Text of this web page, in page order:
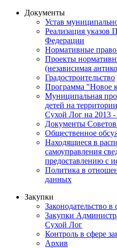
Документы
Устав
Реализация указов
Федерации
Нормативные
Проекты
(независимая
Градостроительство
Программа "Новое
Муниципальная
детей на
Сухой Лог на 2013
Документы
Общественное
Находящиеся в
самоуправления
предоставлению с
Политика в
данных
Закупки
Законодательство в
Закупки
Сухой Лог
Контроль в сфере
Архив